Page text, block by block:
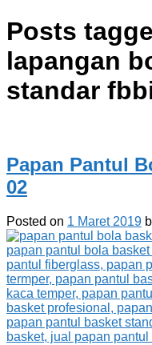
Posts
lapangan
standar
Papan Pantul
02
Posted on 1 Maret 2019